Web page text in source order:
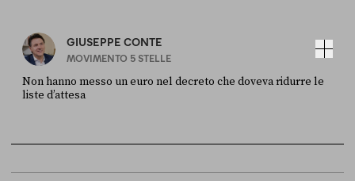
GIUSEPPE CONTE
MOVIMENTO 5 STELLE
Non hanno messo un euro nel decreto che doveva ridurre le
liste d’attesa